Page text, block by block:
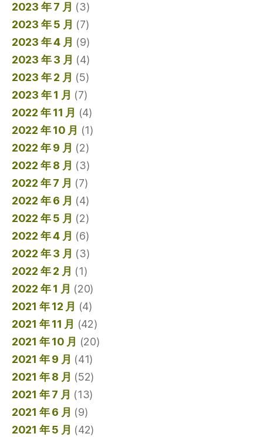
2023 年 7 月 (3)
2023 年 5 月 (7)
2023 年 4 月 (9)
2023 年 3 月 (4)
2023 年 2 月 (5)
2023 年 1 月 (7)
2022 年 11 月 (4)
2022 年 10 月 (1)
2022 年 9 月 (2)
2022 年 8 月 (3)
2022 年 7 月 (7)
2022 年 6 月 (4)
2022 年 5 月 (2)
2022 年 4 月 (6)
2022 年 3 月 (3)
2022 年 2 月 (1)
2022 年 1 月 (20)
2021 年 12 月 (4)
2021 年 11 月 (42)
2021 年 10 月 (20)
2021 年 9 月 (41)
2021 年 8 月 (52)
2021 年 7 月 (13)
2021 年 6 月 (9)
2021 年 5 月 (42)